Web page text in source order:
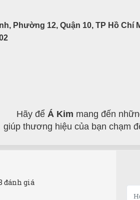
Phường 12, Quận 10, TP Hồ Chí
Hãy để Á Kim mang đến
giúp thương hiệu của bạn chạm
đánh giá